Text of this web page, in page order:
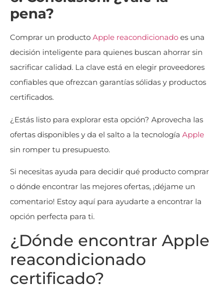
pena?
Comprar un producto Apple reacondicionado es una
decisión inteligente para quienes buscan ahorrar sin
sacrificar calidad. La clave está en elegir proveedores
confiables que ofrezcan garantías sólidas y productos
certificados.
¿Estás listo para explorar esta opción? Aprovecha las
ofertas disponibles y da el salto a la tecnología Apple
sin romper tu presupuesto.
Si necesitas ayuda para decidir qué producto comprar
o dónde encontrar las mejores ofertas, ¡déjame un
comentario! Estoy aquí para ayudarte a encontrar la
opción perfecta para ti.
¿Dónde encontrar Apple
reacondicionado
certificado?